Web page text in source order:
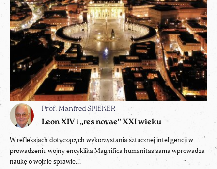
Prof. Manfred SPIEKER
Leon XIV i „res novae” XXI wieku
W refleksjach dotyczących wykorzystania sztucznej inteligencji w
prowadzeniu wojny encyklika Magnifica humanitas sama wprowadza
naukę o wojnie sprawie...